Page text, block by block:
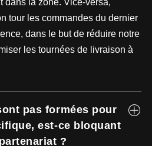
dans la zone. Vice-versa,
tour les commandes du dernier
dans le but de réduire notre
les tournées de livraison à
pas formées pour
est-ce bloquant
?